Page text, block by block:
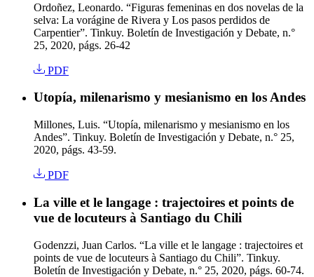
Ordoñez, Leonardo. “Figuras femeninas en dos novelas de la
selva: La vorágine de Rivera y Los pasos perdidos de
Carpentier”. Tinkuy. Boletín de Investigación y Debate, n.°
25, 2020, págs. 26-42
PDF
Utopía, milenarismo y mesianismo en los Andes
Millones, Luis. “Utopía, milenarismo y mesianismo en los
Andes”. Tinkuy. Boletín de Investigación y Debate, n.° 25,
2020, págs. 43-59.
PDF
La ville et le langage : trajectoires et points de
vue de locuteurs à Santiago du Chili
Godenzzi, Juan Carlos. “La ville et le langage : trajectoires et
points de vue de locuteurs à Santiago du Chili”. Tinkuy.
Boletín de Investigación y Debate, n.° 25, 2020, págs. 60-74.